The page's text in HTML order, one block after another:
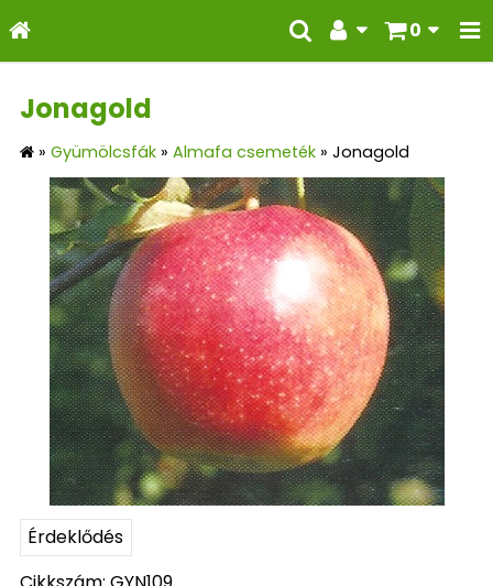
0
Jonagold
» Gyümölcsfák » Almafa csemeték » Jonagold
Érdeklődés